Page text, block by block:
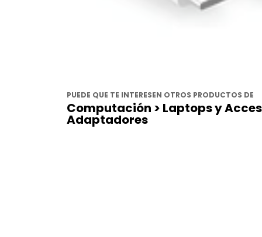
PUEDE QUE TE INTERESEN OTROS PRODUCTOS DE
Computación > Laptops y
Adaptadores